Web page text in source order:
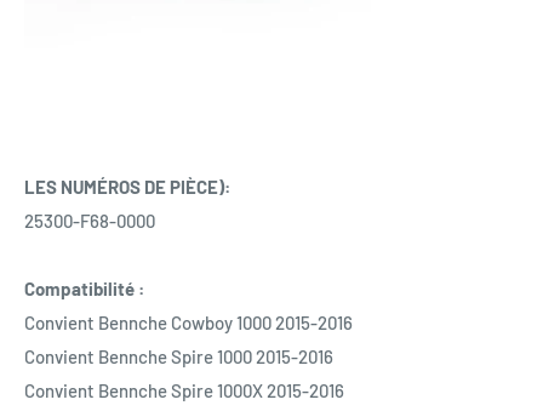
LES NUMÉROS DE PIÈCE):
25300-F68-0000
Compatibilité :
Convient Bennche Cowboy 1000 2015-2016
Convient Bennche Spire 1000 2015-2016
Convient Bennche Spire 1000X 2015-2016